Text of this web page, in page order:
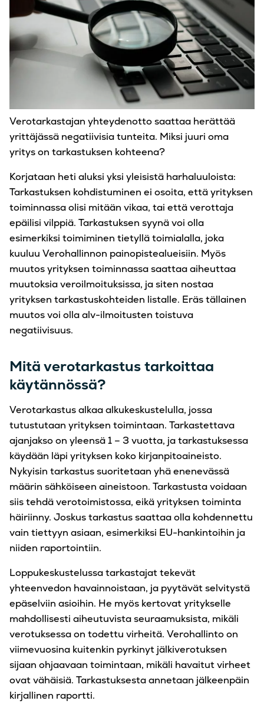
Verotarkastajan yhteydenotto saattaa herättää
yrittäjässä negatiivisia tunteita. Miksi juuri oma
yritys on tarkastuksen kohteena?
Korjataan heti aluksi yksi yleisistä harhaluuloista:
Tarkastuksen kohdistuminen ei osoita, että yrityksen
toiminnassa olisi mitään vikaa, tai että verottaja
epäilisi vilppiä. Tarkastuksen syynä voi olla
esimerkiksi toimiminen tietyllä toimialalla, joka
kuuluu Verohallinnon painopistealueisiin. Myös
muutos yrityksen toiminnassa saattaa aiheuttaa
muutoksia veroilmoituksissa, ja siten nostaa
yrityksen tarkastuskohteiden listalle. Eräs tällainen
muutos voi olla alv-ilmoitusten toistuva
negatiivisuus.
Mitä verotarkastus tarkoittaa
käytännössä?
Verotarkastus alkaa alkukeskustelulla, jossa
tutustutaan yrityksen toimintaan. Tarkastettava
ajanjakso on yleensä 1 – 3 vuotta, ja tarkastuksessa
käydään läpi yrityksen koko kirjanpitoaineisto.
Nykyisin tarkastus suoritetaan yhä enenevässä
määrin sähköiseen aineistoon. Tarkastusta voidaan
siis tehdä verotoimistossa, eikä yrityksen toiminta
häiriinny. Joskus tarkastus saattaa olla kohdennettu
vain tiettyyn asiaan, esimerkiksi EU-hankintoihin ja
niiden raportointiin.
Loppukeskustelussa tarkastajat tekevät
yhteenvedon havainnoistaan, ja pyytävät selvitystä
epäselviin asioihin. He myös kertovat yritykselle
mahdollisesti aiheutuvista seuraamuksista, mikäli
verotuksessa on todettu virheitä. Verohallinto on
viimevuosina kuitenkin pyrkinyt jälkiverotuksen
sijaan ohjaavaan toimintaan, mikäli havaitut virheet
ovat vähäisiä. Tarkastuksesta annetaan jälkeenpäin
kirjallinen raportti.